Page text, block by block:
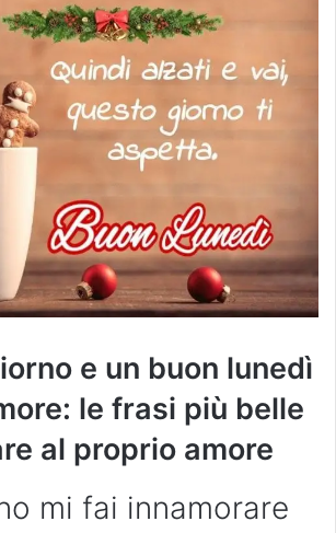
e un buon lunedì
le frasi più belle
al proprio amore
mi fai innamorare